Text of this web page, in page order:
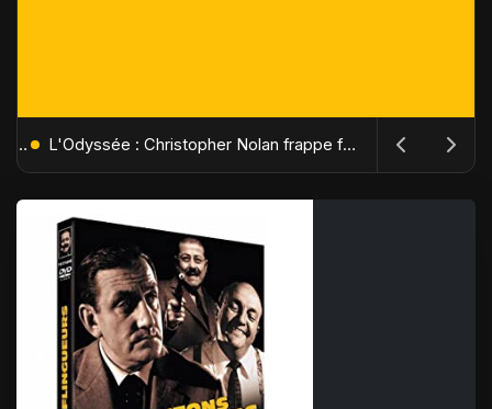
Terminator 2 revient au cinéma en 4K restauré pour son 35e anniversaire : "I'll be back" tenait sa promesse L'Odyssée : Christopher Nolan frappe fort avec son film le plus spectaculaire